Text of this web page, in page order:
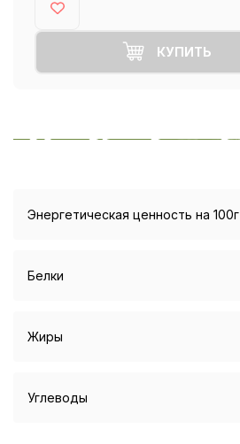
КУПИТЬ
Энергетическая ценность на 100г
Белки
Жиры
Углеводы